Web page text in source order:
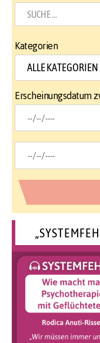
Kategorien
Erscheinungsdatum